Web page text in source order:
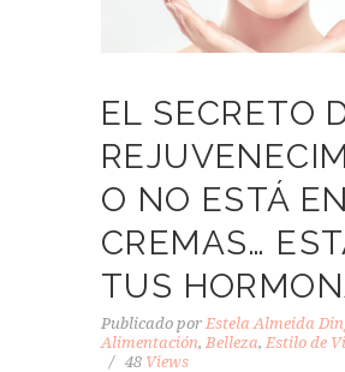
EL SECRETO
O NO ESTÁ
CREMAS…
TUS
Publicado por Estela Almeida
Alimentación, Belleza, Estilo de
48 Views